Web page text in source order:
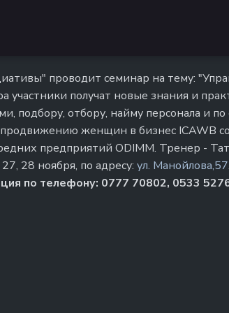
проводит семинар на тему:
участники получат новые знания и
подбору, отбору, найму персонала и по
женщин в бизнес ICAWB
предприятий ODIMM. Тренер -
28 ноября, по адресу: ул. Манойлова,57.
по телефону: 0777 70802, 0533